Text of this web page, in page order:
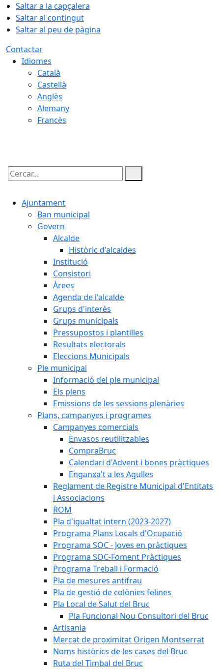
Saltar a la capçalera
Saltar al contingut
Saltar al peu de pàgina
Contactar
Idiomes
Català
Castellà
Anglès
Alemany
Francès
Cercar:
Ajuntament
Ban municipal
Govern
Alcalde
Històric d'alcaldes
Institució
Consistori
Àrees
Agenda de l'alcalde
Grups d'interès
Grups municipals
Pressupostos i plantilles
Resultats electorals
Eleccions Municipals
Ple municipal
Informació del ple municipal
Els plens
Emissions de les sessions plenàries
Plans, campanyes i programes
Campanyes comercials
Envasos reutilitzables
CompraBruc
Calendari d'Advent i bones pràctiques
Enganxa't a les Agulles
Reglament de Registre Municipal d'Entitats
i Associacions
ROM
Pla d'igualtat intern (2023-2027)
Programa Plans Locals d'Ocupació
Programa SOC - Joves en pràctiques
Programa SOC-Foment Pràctiques
Programa Treball i Formació
Pla de mesures antifrau
Pla de gestió de colònies felines
Pla Local de Salut del Bruc
Pla Funcional Nou Consultori del Bruc
Artisania
Mercat de proximitat Origen Montserrat
Noms històrics de les cases del Bruc
Ruta del Timbal del Bruc